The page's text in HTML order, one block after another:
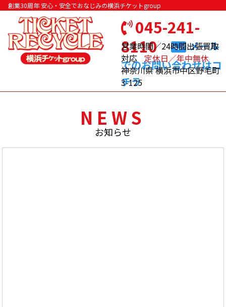
創業30周年 安心・安全でおなじみの横浜チケットgroup
045-241-
8110
メール
でのお問い合わせはコ
チラ
営業時間／24時間出張買取
対応 定休日／年中無休
神奈川県 横浜市中区野毛町
3-125
NEWS
お知らせ